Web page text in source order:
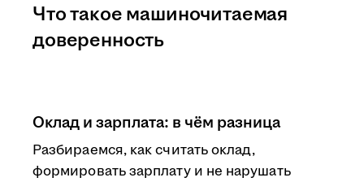
Оклад и зарплата: в чём разница
Разбираемся, как считать оклад,
формировать зарплату и не нарушать
Что такое машиночитаемая
доверенность